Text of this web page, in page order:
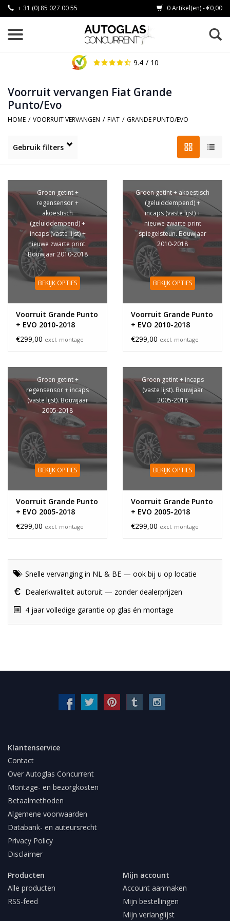
+ 31 (0) 85 027 00 55 0 Artikel(en) - €0,00
9.4 / 10
Voorruit vervangen Fiat Grande
Punto/Evo
HOME / VOORRUIT VERVANGEN / FIAT / GRANDE PUNTO/EVO
Gebruik filters
Groen getint +
regensensor +
akoestisch
(geluiddempend) +
incaps (vaste lijst) +
nieuwe zwarte print.
Bouwjaar 2010-2018
BEKIJK OPTIES
Voorruit Grande Punto
+ EVO 2010-2018
regensensor
akoestisch
€299,00 excl. montage
Groen getint + akoestisch
(geluiddempend) +
incaps (vaste lijst) +
nieuwe zwarte print
spiegelsteun. Bouwjaar
2010-2018
BEKIJK OPTIES
Voorruit Grande Punto
+ EVO 2010-2018
akoestisch
€299,00 excl. montage
Groen getint +
regensensor + incaps
(vaste lijst). Bouwjaar
2005-2018
BEKIJK OPTIES
Voorruit Grande Punto
+ EVO 2005-2018
regensensor
€299,00 excl. montage
Groen getint + incaps
(vaste lijst). Bouwjaar
2005-2018
BEKIJK OPTIES
Voorruit Grande Punto
+ EVO 2005-2018
€299,00 excl. montage
Snelle vervanging in NL & BE — ook bij u op locatie
Dealerkwaliteit autoruit — zonder dealerprijzen
4 jaar volledige garantie op glas én montage
Klantenservice
Contact
Over Autoglas Concurrent
Montage- en bezorgkosten
Betaalmethoden
Algemene voorwaarden
Databank- en auteursrecht
Privacy Policy
Disclaimer
Producten
Alle producten
RSS-feed
Mijn account
Account aanmaken
Mijn bestellingen
Mijn verlanglijst